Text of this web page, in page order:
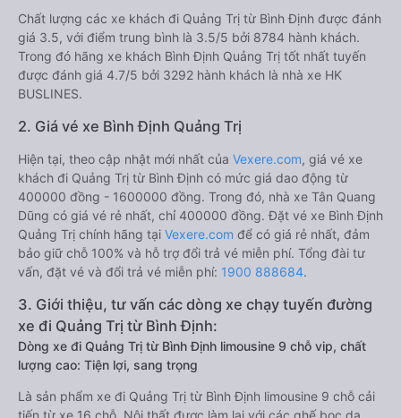
Chất lượng các xe khách đi Quảng Trị từ Bình Định được đánh
giá 3.5, với điểm trung bình là 3.5/5 bởi 8784 hành khách.
Trong đó hãng xe khách Bình Định Quảng Trị tốt nhất tuyến
được đánh giá 4.7/5 bởi 3292 hành khách là nhà xe HK
BUSLINES.
2. Giá vé xe Bình Định Quảng Trị
Hiện tại, theo cập nhật mới nhất của Vexere.com, giá vé xe
khách đi Quảng Trị từ Bình Định có mức giá dao động từ
400000 đồng - 1600000 đồng. Trong đó, nhà xe Tân Quang
Dũng có giá vé rẻ nhất, chỉ 400000 đồng. Đặt vé xe Bình Định
Quảng Trị chính hãng tại Vexere.com để có giá rẻ nhất, đảm
bảo giữ chỗ 100% và hỗ trợ đổi trả vé miễn phí. Tổng đài tư
vấn, đặt vé và đổi trả vé miễn phí: 1900 888684.
3. Giới thiệu, tư vấn các dòng xe chạy tuyến đường
xe đi Quảng Trị từ Bình Định:
Dòng xe đi Quảng Trị từ Bình Định limousine 9 chỗ vip, chất
lượng cao: Tiện lợi, sang trọng
Là sản phẩm xe đi Quảng Trị từ Bình Định limousine 9 chỗ cải
tiến từ xe 16 chỗ. Nội thất được làm lại với các ghế bọc da